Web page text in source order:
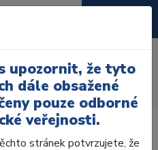
D36-A, C3
upozornit, že tyto
dále obsažené
pouze odborné
veřejnosti.
stránek potvrzujete, že